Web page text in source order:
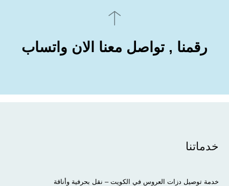
رقمنا , تواصل معنا الان واتساب
خدماتنا
خدمة توصيل دزات العروس في الكويت – نقل بحرفية وأناقة